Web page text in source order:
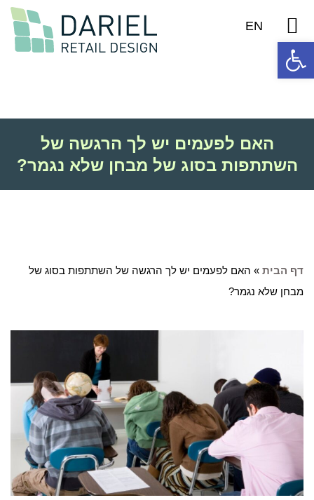
פתח סרגל נגישות
EN
האם לפעמים יש לך הרגשה של
השתתפות בסוג של מבחן שלא נגמר?
דף הבית » האם לפעמים יש לך הרגשה של השתתפות בסוג של
מבחן שלא נגמר?